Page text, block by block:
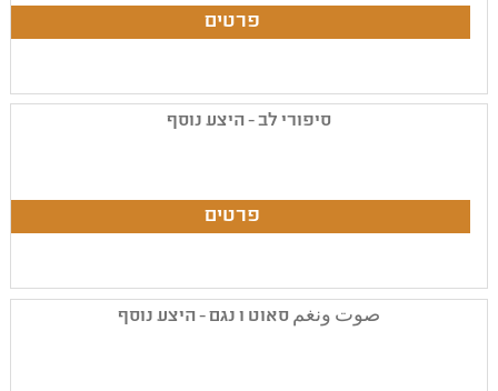
סיפורי לב - היצע נוסף
صوت ونغم סאוט ו נגם - היצע נוסף